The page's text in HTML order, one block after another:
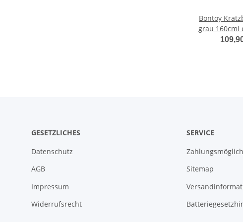
Bontoy
grau 160cmI
GESETZLICHES
Datenschutz
AGB
Impressum
Widerrufsrecht
SERVICE
Sitemap